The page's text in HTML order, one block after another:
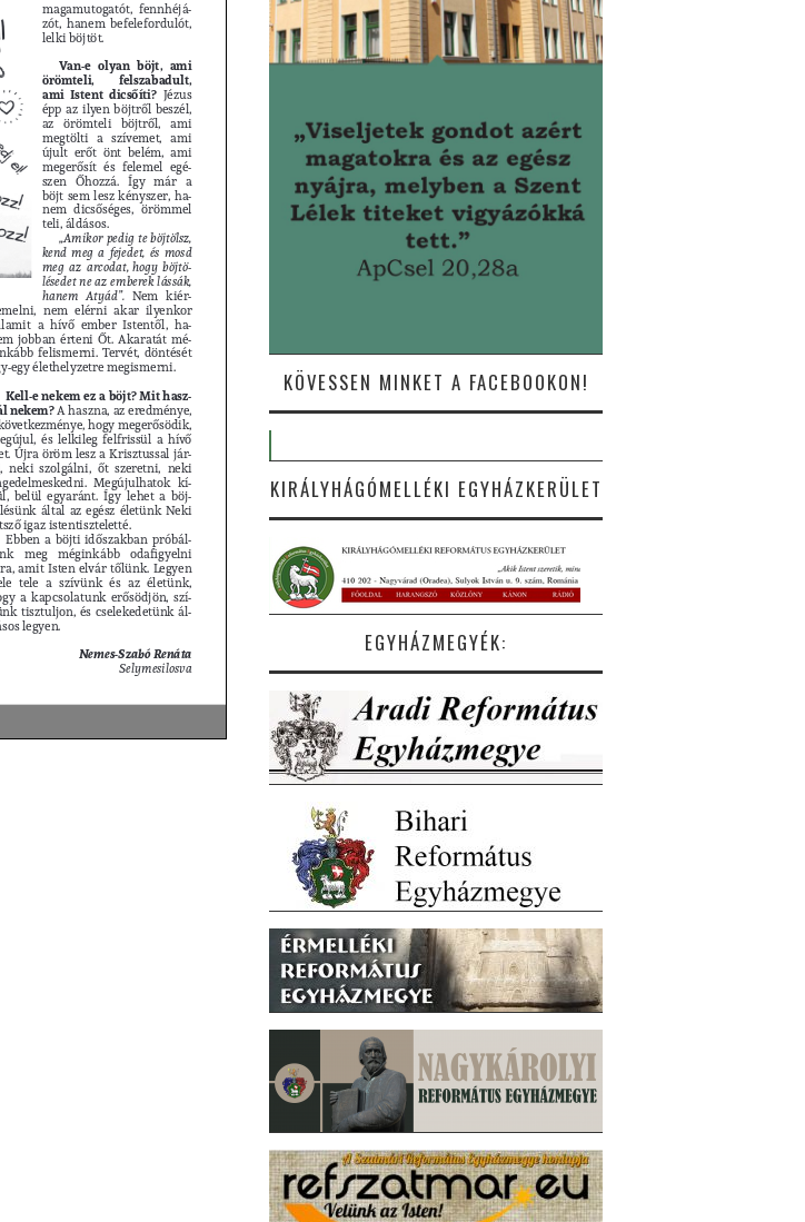
KÖVESSEN MINKET A FACEBOOKON!
KIRÁLYHÁGÓMELLÉKI EGYHÁZKERÜLET
EGYHÁZMEGYÉK: